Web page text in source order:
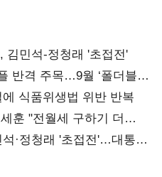
김민석-정청래 '초접전'
반격 주목…9월 ‘폴더블
식품위생법 위반 반복
훈 "전월세 구하기 더
·정청래 '초접전'…대통령